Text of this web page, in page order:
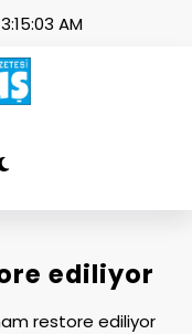
3:15:03 AM
ediliyor
restore ediliyor